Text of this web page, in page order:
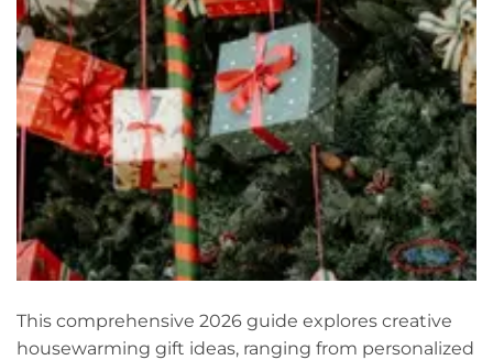
This comprehensive 2026 guide explores creative
housewarming gift ideas, ranging from personalized